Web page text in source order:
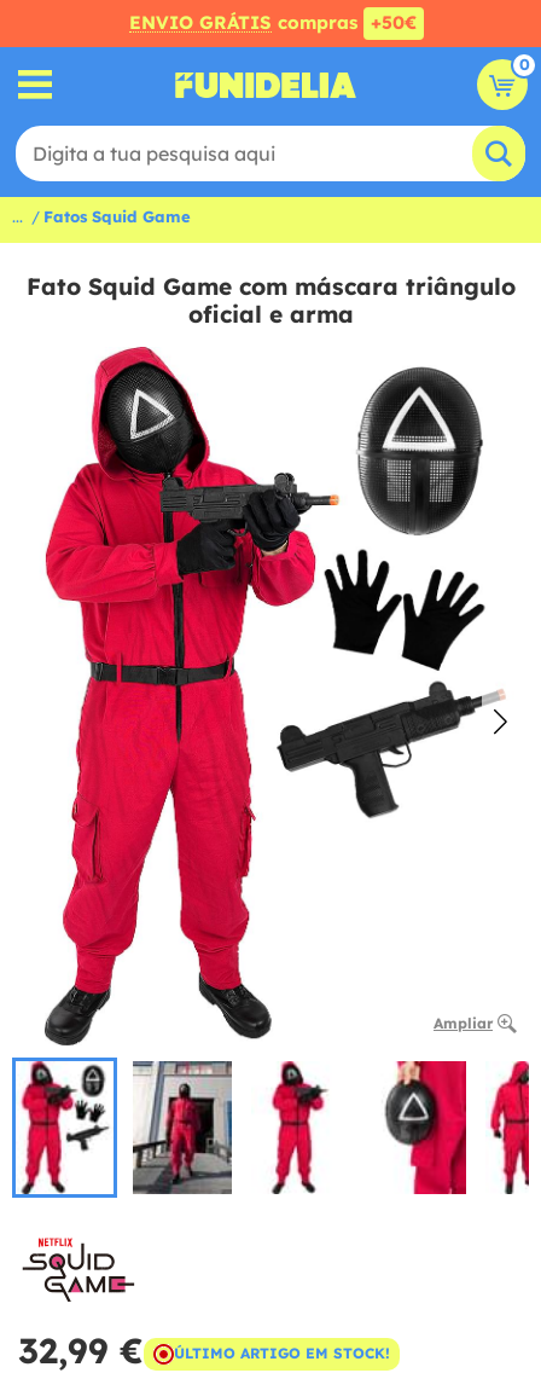
ENVIO GRÁTIS compras +50€
0
... Fatos Squid Game
Fato Squid Game com máscara triângulo
oficial e arma
Ampliar
32,99 € ÚLTIMO ARTIGO EM STOCK!